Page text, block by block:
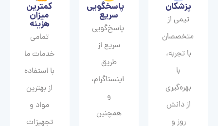
پزشکان
تیمی از
متخصصان
با تجربه،
با
بهره‌گیری
از دانش
روز و
پاسخگویی
سریع
پاسخ‌گویی
سریع از
طریق
اینستاگرام،
و
همچنین
کمترین
میزان
هزینه
تمامی
خدمات ما
با استفاده
از بهترین
مواد و
تجهیزات